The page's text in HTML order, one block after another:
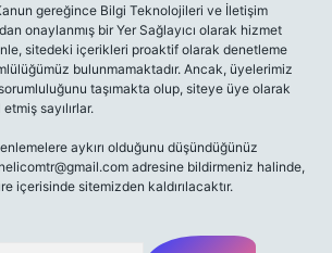
gereğince Bilgi Teknolojileri ve İletişim
onaylanmış bir Yer Sağlayıcı olarak hizmet
sitedeki içerikleri proaktif olarak denetleme
bulunmamaktadır. Ancak, üyelerimiz
taşımakta olup, siteye üye olarak
sayılırlar.
aykırı olduğunu düşündüğünüz
adresine bildirmeniz halinde,
içerisinde sitemizden kaldırılacaktır.